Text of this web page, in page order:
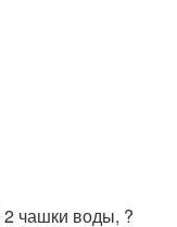
2 чашки воды, ?